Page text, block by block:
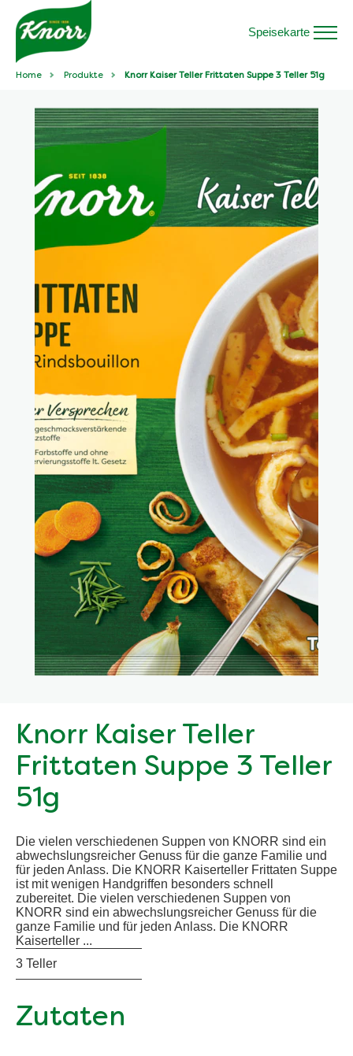
Speisekarte
Home Produkte Knorr Kaiser Teller Frittaten Suppe 3 Teller 51g
Knorr Kaiser Teller
Frittaten Suppe 3 Teller
51g
Die vielen verschiedenen Suppen von KNORR sind ein
abwechslungsreicher Genuss für die ganze Familie und
für jeden Anlass. Die KNORR Kaiserteller Frittaten Suppe
ist mit wenigen Handgriffen besonders schnell
zubereitet. Die vielen verschiedenen Suppen von
KNORR sind ein abwechslungsreicher Genuss für die
ganze Familie und für jeden Anlass. Die KNORR
Kaiserteller ...
3 Teller
Zutaten